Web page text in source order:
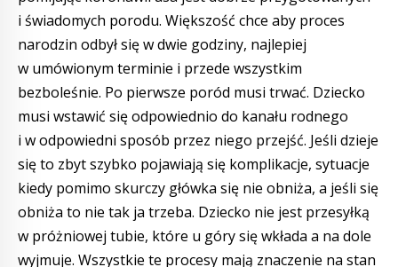
i świadomych porodu. Większość chce aby proces
narodzin odbył się w dwie godziny, najlepiej
w umówionym terminie i przede wszystkim
bezboleśnie. Po pierwsze poród musi trwać. Dziecko
musi wstawić się odpowiednio do kanału rodnego
i w odpowiedni sposób przez niego przejść. Jeśli dzieje
się to zbyt szybko pojawiają się komplikacje, sytuacje
kiedy pomimo skurczy główka się nie obniża, a jeśli się
obniża to nie tak ja trzeba. Dziecko nie jest przesyłką
w próżniowej tubie, które u góry się wkłada a na dole
wyjmuje. Wszystkie te procesy mają znaczenie na stan